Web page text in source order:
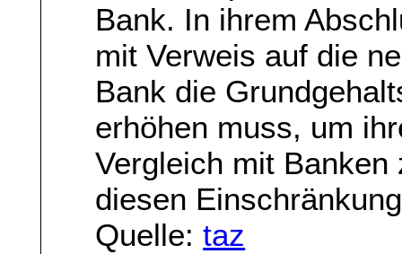
Bank. In ihrem
mit Verweis auf die
Bank die
erhöhen muss, um
Vergleich mit
diesen
Quelle:taz